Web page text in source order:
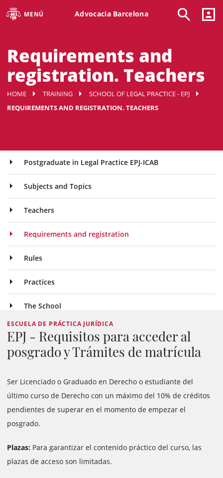
MENÚ Advocacia Barcelona
Requirements and
registration. Teachers
HOME TRAINING
SCHOOL OF LEGAL PRACTICE - EPJ
REQUIREMENTS AND REGISTRATION. TEACHERS
Postgraduate in Legal Practice EPJ-ICAB
Subjects and Topics
Teachers
Requirements and registration
Rules
Practices
The School
ESCUELA DE PRÁCTICA JURÍDICA
EPJ - Requisitos para acceder al
posgrado y Trámites de matrícula
Ser Licenciado o Graduado en Derecho o estudiante del
último curso de Derecho con un máximo del 10% de créditos
pendientes de superar en el momento de empezar el
posgrado.
Plazas: Para garantizar el contenido práctico del curso, las
plazas de acceso son limitadas.